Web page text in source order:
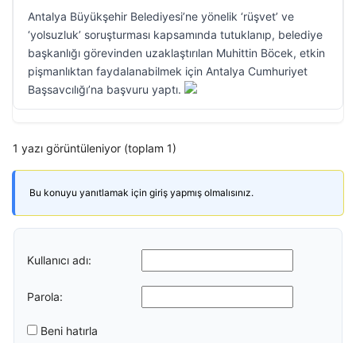
Antalya Büyükşehir Belediyesi’ne yönelik ‘rüşvet’ ve
‘yolsuzluk’ soruşturması kapsamında tutuklanıp, belediye
başkanlığı görevinden uzaklaştırılan Muhittin Böcek, etkin
pişmanlıktan faydalanabilmek için Antalya Cumhuriyet
Başsavcılığı’na başvuru yaptı.
1 yazı görüntüleniyor (toplam 1)
Bu konuyu yanıtlamak için giriş yapmış olmalısınız.
Kullanıcı adı:
Parola:
Beni hatırla